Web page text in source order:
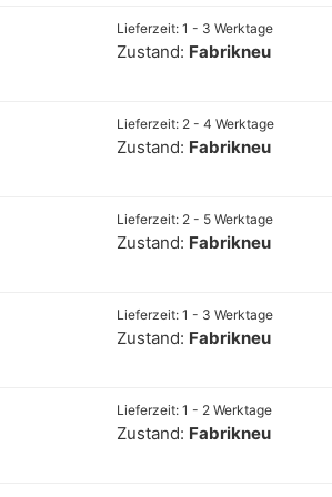
Lieferzeit: 1 - 3 Werktage
Zustand: Fabrikneu
Lieferzeit: 2 - 4 Werktage
Zustand: Fabrikneu
Lieferzeit: 2 - 5 Werktage
Zustand: Fabrikneu
Lieferzeit: 1 - 3 Werktage
Zustand: Fabrikneu
Lieferzeit: 1 - 2 Werktage
Zustand: Fabrikneu